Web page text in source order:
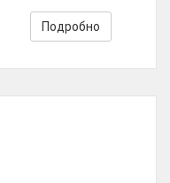
Подробно